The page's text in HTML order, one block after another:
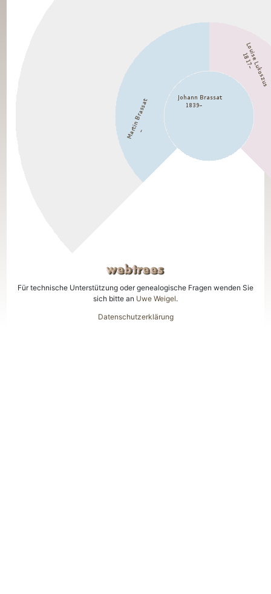
Für technische Unterstützung oder genealogische Fragen wenden Sie
sich bitte an Uwe Weigel.
Datenschutzerklärung